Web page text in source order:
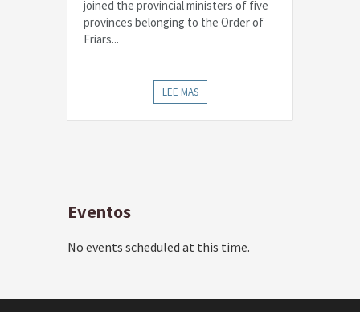
joined the provincial ministers of five
provinces belonging to the Order of
Friars...
LEE MAS
Eventos
No events scheduled at this time.